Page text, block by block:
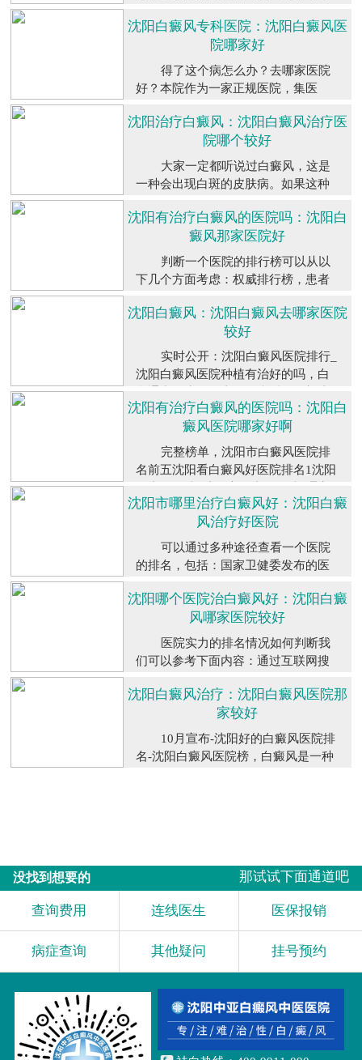
多病人也没有及时治疗，而且自己的
白癜风一旦扩散，看起来就会很严
重，治疗起来也很困难，属于疑难杂
症，每个人都需要在生病后...
【详细】
沈阳白癜风专科医院：沈阳白癜风医
院哪家好
得了这个病怎么办？去哪家医院
好？本院作为一家正规医院，集医
体，配备有专业医师团队，设备设
施，中西医结合优势互补，为广大百
姓提供专业的医疗服务。下面推荐一
些与你相关的内容。沈阳...
【详细】
沈阳治疗白癜风：沈阳白癜风治疗医
院哪个较好
大家一定都听说过白癜风，这是
一种会出现白斑的皮肤病。如果这种
会有很大的影响，而且不像其它皮肤
病，白癜风很容易扩散，所以治疗不
能耽误，但治疗的医院可以谨慎选
择，医疗精选，沈阳的白...【详细】
沈阳有治疗白癜风的医院吗：沈阳白
癜风那家医院好
判断一个医院的排行榜可以从以
下几个方面考虑：权威排行榜，患者
力。不同的排行榜机构和评估指标会
存在一定的差异，因此排行榜结果也
会有所不同。此外，医院的排行榜也
不是一成不变的，随着医疗技术的不
断发展和医疗...
【详细】
沈阳白癜风：沈阳白癜风去哪家医院
较好
实时公开：沈阳白癜风医院排行_
沈阳白癜风医院种植有治好的吗，白
肤上。白斑生长在身体的任何部位，
而且随着病情的恶化，很容易增加、
变大、变深。实时公开：沈阳白癜风
医院排行_沈阳...【详细】
沈阳有治疗白癜风的医院吗：沈阳白
癜风医院哪家好啊
完整榜单，沈阳市白癜风医院排
名前五沈阳看白癜风好医院排名1沈阳
沈阳白癜风医院4沈阳白癜风专科医
院，除及时采取治疗措施外，病人还
应积极配合医生进行治疗，而且在治
疗时也要做好护理措施，这样才能使
【详细】
沈阳市哪里治疗白癜风好：沈阳白癜
风治疗好医院
可以通过多种途径查看一个医院
的排名，包括：国家卫健委发布的医
患者口碑和评价，医疗水平的评估，
服务品质的评估，科研实力的评估。
不同的排名机构和评估指标会存在一
定的差异，因此排名结果也会有所不
【详细】
沈阳哪个医院治白癜风好：沈阳白癜
风哪家医院较好
医院实力的排名情况如何判断我
们可以参考下面内容：通过互联网搜
然，您需要慎重考虑信息来源的可靠
性。参考相关权威杂志、报纸和网站
上的排名榜。这些排名榜都是由专业
的机构或组织评选发布的，信...【详
沈阳白癜风治疗：沈阳白癜风医院那
家较好
10月宣布-沈阳好的白癜风医院排
名-沈阳白癜风医院榜，白癜风是一种
斑的...【详细】
没找到想要的 那试试下面通道吧
查询费用 连线医生 医保报销
病症查询 其他疑问 挂号预约